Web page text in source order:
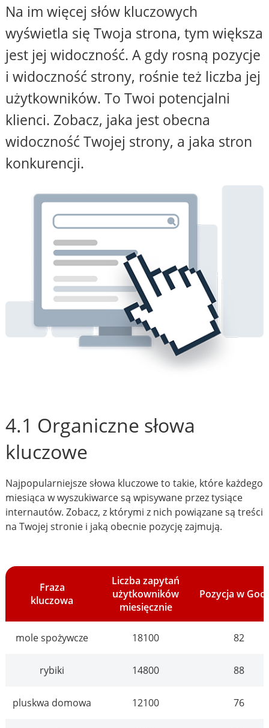
Na im więcej słów kluczowych
wyświetla się Twoja strona, tym większa
jest jej widoczność. A gdy rosną pozycje
i widoczność strony, rośnie też liczba jej
użytkowników. To Twoi potencjalni
klienci. Zobacz, jaka jest obecna
widoczność Twojej strony, a jaka stron
konkurencji.
4.1 Organiczne słowa
kluczowe
Najpopularniejsze słowa kluczowe to takie, które każdego
miesiąca w wyszukiwarce są wpisywane przez tysiące
internautów. Zobacz, z którymi z nich powiązane są treści
na Twojej stronie i jaką obecnie pozycję zajmują.
Fraza
kluczowa
Liczba zapytań
użytkowników
miesięcznie
Pozycja w
mole spożywcze 18100 82
rybiki 14800 88
pluskwa domowa 12100 76